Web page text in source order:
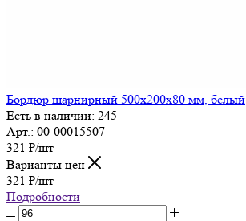
Бордюр шарнирный 500х200х80 мм, белый
Есть в наличии: 245
Арт.: 00-00015507
321 ₽/шт
Варианты цен
321 ₽/шт
Подробности